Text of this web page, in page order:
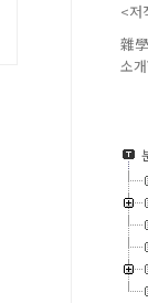
<저
雜
소